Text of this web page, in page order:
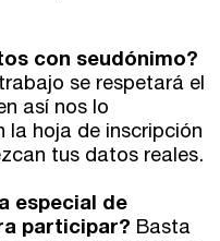
con seudónimo?
se respetará el
así nos lo
la hoja de inscripción
tus datos reales.
especial de
participar? Basta